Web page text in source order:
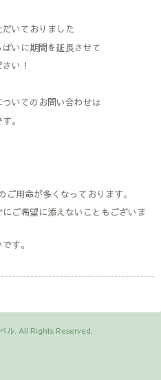
いておりました
いに期間を延長させて
い！
いてのお問い合わせは
。
用命が多くなっております。
ご希望に添えないこともございま
す。
ル. All Rights Reserved.